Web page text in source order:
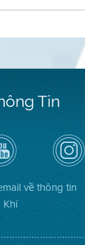
Tin
Kênh
YouTube
của
Địa
Không
Air
on
về thông tin
Khí